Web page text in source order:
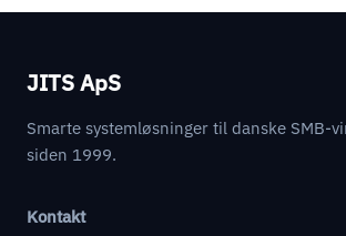
JITS ApS
Smarte systemløsninger til danske SMB-
siden 1999.
Kontakt